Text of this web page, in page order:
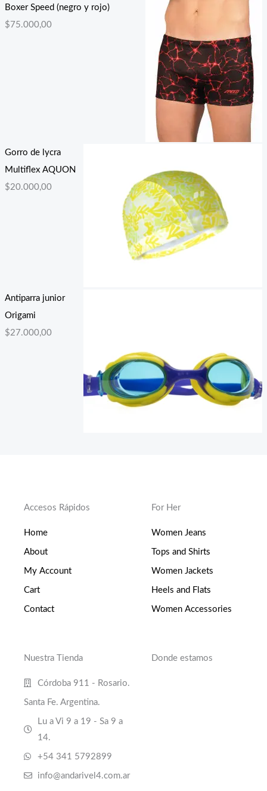
Boxer Speed (negro y rojo)
$ 75.000,00
Gorro de lycra
Multiflex AQUON
$20.000,00
Antiparra junior
Origami
$27.000,00
Accesos Rápidos
Home
About
My Account
Cart
Contact
For Her
Women Jeans
Tops and Shirts
Women Jackets
Heels and Flats
Women Accessories
Nuestra Tienda
Córdoba 911 - Rosario.
Santa Fe. Argentina.
Lu a Vi 9 a 19 - Sa 9 a
14.
+54 341 5792899
info@andarivel4.com.ar
Donde estamos